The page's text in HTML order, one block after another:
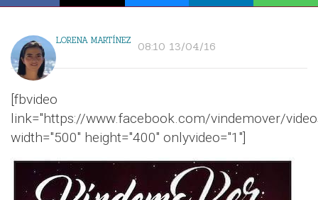
LORENA MARTÍNEZ 08:10 13/04/16
[fbvideo
link="https://www.facebook.com/vindemover/
width="500" height="400" onlyvideo="1"]